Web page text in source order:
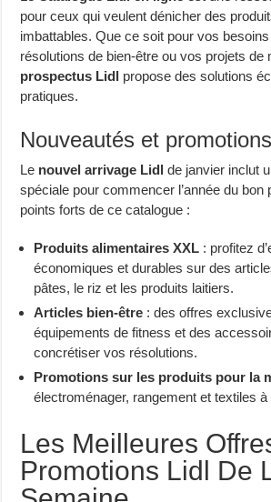
pour ceux qui veulent dénicher des
imbattables. Que ce soit pour vos
résolutions de bien-être ou vos projets de
prospectus Lidl propose des solutions
pratiques.
Nouveautés et
Le nouvel arrivage Lidl de janvier inclut
spéciale pour commencer l’année du bon
points forts de ce catalogue :
Produits alimentaires XXL : profitez
économiques et durables sur des
pâtes, le riz et les produits laitiers.
Articles bien-être : des offres
équipements de fitness et des
concrétiser vos résolutions.
Promotions sur les produits pour la
électroménager, rangement et textiles
Les Meilleures
Promotions Lidl De